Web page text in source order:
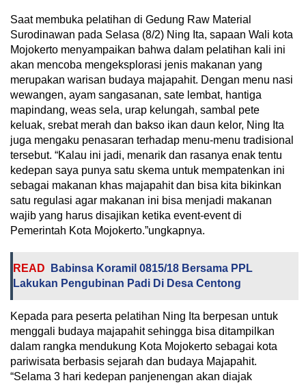
Saat membuka pelatihan di Gedung Raw Material
Surodinawan pada Selasa (8/2) Ning Ita, sapaan Wali kota
Mojokerto menyampaikan bahwa dalam pelatihan kali ini
akan mencoba mengeksplorasi jenis makanan yang
merupakan warisan budaya majapahit. Dengan menu nasi
wewangen, ayam sangasanan, sate lembat, hantiga
mapindang, weas sela, urap kelungah, sambal pete
keluak, srebat merah dan bakso ikan daun kelor, Ning Ita
juga mengaku penasaran terhadap menu-menu tradisional
tersebut. “Kalau ini jadi, menarik dan rasanya enak tentu
kedepan saya punya satu skema untuk mempatenkan ini
sebagai makanan khas majapahit dan bisa kita bikinkan
satu regulasi agar makanan ini bisa menjadi makanan
wajib yang harus disajikan ketika event-event di
Pemerintah Kota Mojokerto.”ungkapnya.
READ
Babinsa Koramil 0815/18 Bersama PPL
Lakukan Pengubinan Padi Di Desa Centong
Kepada para peserta pelatihan Ning Ita berpesan untuk
menggali budaya majapahit sehingga bisa ditampilkan
dalam rangka mendukung Kota Mojokerto sebagai kota
pariwisata berbasis sejarah dan budaya Majapahit.
“Selama 3 hari kedepan panjenengan akan diajak